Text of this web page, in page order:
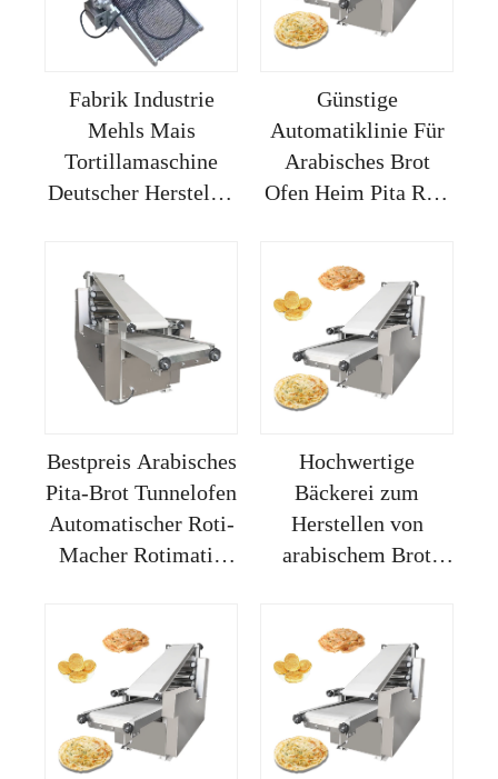
Zoll
Fabrik Industrie
Mehls Mais
Tortillamaschine
Deutscher Hersteller
Günstige
Automatiklinie Für
Arabisches Brot
Ofen Heim Pita Roti
Automatische
Chapati
Bestpreis Arabisches
Pita-Brot Tunnelofen
Automatischer Roti-
Macher Rotimatic
Hochwertige
Bäckerei zum
Herstellen von
arabischem Brot
Pita-Maschine
Elektrischer Pizza